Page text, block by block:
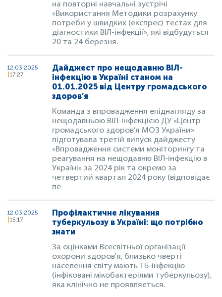
на повторні навчальні зустрічі
«Використання Методики розрахунку
потреби у швидких (експрес) тестах для
діагностики ВІЛ-інфекції», які відбудуться
20 та 24 березня.
12.03.2025
17:27
Дайджест про нещодавню ВІЛ-
інфекцію в Україні станом на
01.01.2025 від Центру громадського
здоров’я
Команда з впровадження епіднагляду за
нещодавньою ВІЛ-інфекцією ДУ «Центр
громадського здоров’я МОЗ України»
підготувала третій випуск дайджесту
«Впровадження системи моніторингу та
реагування на нещодавню ВІЛ-інфекцію в
Україні» за 2024 рік та окремо за
четвертий квартал 2024 року (відповідає
пе
12.03.2025
15:17
Профілактичне лікування
туберкульозу в Україні: що потрібно
знати
За оцінками Всесвітньої організації
охорони здоров'я, близько чверті
населення світу мають ТБ-інфекцію
(інфіковані мікобактеріями туберкульозу),
яка клінічно не проявляється.